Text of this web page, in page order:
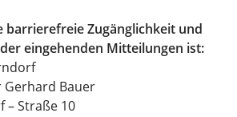
barrierefreie Zugänglichkeit und
eingehenden Mitteilungen ist:
Gerhard Bauer
– Straße 10